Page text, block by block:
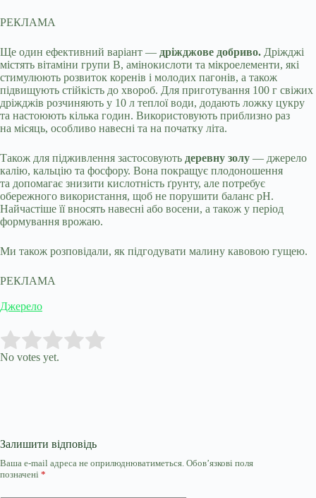
РЕКЛАМА
Ще один ефективний варіант — дріжджове добриво. Дріжджі
містять вітаміни групи B, амінокислоти та мікроелементи, які
стимулюють розвиток коренів і молодих пагонів, а також
підвищують стійкість до хвороб. Для приготування 100 г свіжих
дріжджів розчиняють у 10 л теплої води, додають ложку цукру
та настоюють кілька годин. Використовують приблизно раз
на місяць, особливо навесні та на початку літа.
Також для підживлення застосовують деревну золу — джерело
калію, кальцію та фосфору. Вона покращує плодоношення
та допомагає знизити кислотність ґрунту, але потребує
обережного використання, щоб не порушити баланс pH.
Найчастіше її вносять навесні або восени, а також у період
формування врожаю.
Ми також розповідали, як підгодувати малину кавовою гущею.
РЕКЛАМА
Джерело
Rate this item:
No votes yet.
Залишити відповідь
Ваша e-mail адреса не оприлюднюватиметься. Обов’язкові поля
позначені *